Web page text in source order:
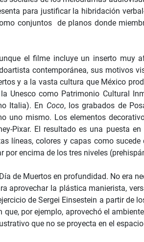
para justificar la hibridación
conjuntos de planos donde
el filme incluye un inserto muy
contemporánea, sus motivos
y a la vasta cultura que México
Unesco como Patrimonio Cultural
Italia). En Coco, los grabados de
uno mismo. Los elementos
Pixar. El resultado es una puesta
líneas, colores y capas como
por encima de los tres niveles
de Muertos en profundidad. No era
aprovechar la plástica manierista,
de Sergei Einsestein a partir de
por ejemplo, aprovechó el
que no se proyecta en el